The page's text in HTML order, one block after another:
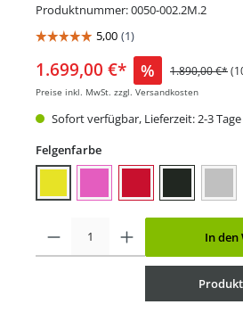
Produktnummer:0050-002.2M.2
1.699,00 €* % 1.890,00 €*
Preise inkl. MwSt. zzgl. Versandkosten
Sofort verfügbar, Lieferzeit: 2-3 Tage
Felgenfarbe
In den